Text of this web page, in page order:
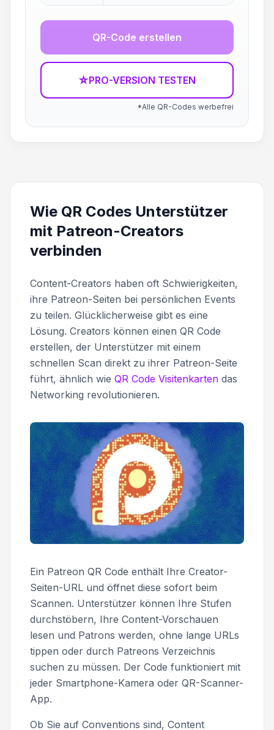
QR-Code erstellen
☆PRO-VERSION TESTEN
*Alle QR-Codes werbefrei
Wie QR Codes Unterstützer
mit Patreon-Creators
verbinden
Content-Creators haben oft Schwierigkeiten,
ihre Patreon-Seiten bei persönlichen Events
zu teilen. Glücklicherweise gibt es eine
Lösung. Creators können einen QR Code
erstellen, der Unterstützer mit einem
schnellen Scan direkt zu ihrer Patreon-Seite
führt, ähnlich wie QR Code Visitenkarten das
Networking revolutionieren.
Ein Patreon QR Code enthält Ihre Creator-
Seiten-URL und öffnet diese sofort beim
Scannen. Unterstützer können Ihre Stufen
durchstöbern, Ihre Content-Vorschauen
lesen und Patrons werden, ohne lange URLs
tippen oder durch Patreons Verzeichnis
suchen zu müssen. Der Code funktioniert mit
jeder Smartphone-Kamera oder QR-Scanner-
App.
Ob Sie auf Conventions sind, Content